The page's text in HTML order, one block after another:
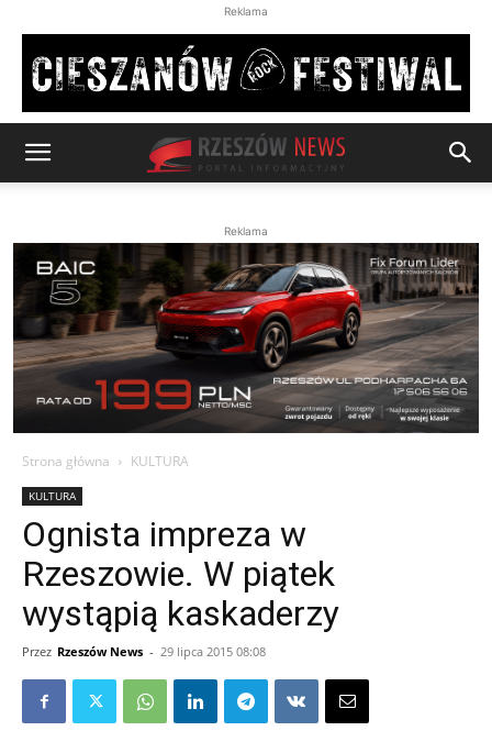
Reklama
Reklama
Strona główna KULTURA
KULTURA
Ognista impreza w
Rzeszowie. W piątek
wystąpią kaskaderzy
Przez Rzeszów News - 29 lipca 2015 08:08